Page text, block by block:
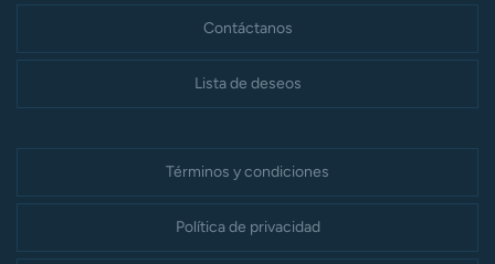
Contáctanos
Lista de deseos
Términos y condiciones
Política de privacidad